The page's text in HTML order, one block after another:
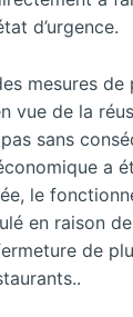
d’urgence.
mesures
vue de la
sans
a
le
en raison
de